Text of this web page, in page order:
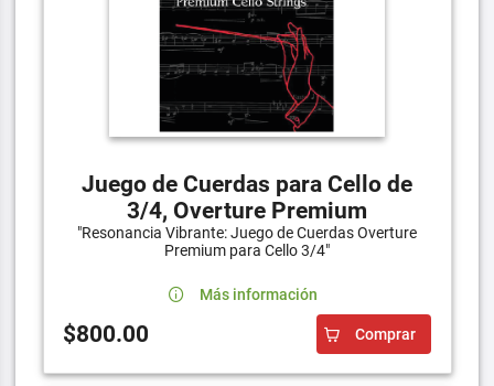
Juego de Cuerdas para Cello de
3/4, Overture Premium
"Resonancia Vibrante: Juego de Cuerdas Overture
Premium para Cello 3/4"
Más información
$800.00 Comprar